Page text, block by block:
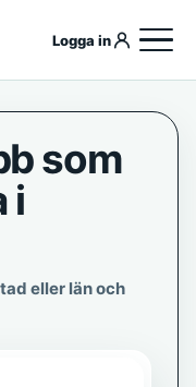
Logga in
som
i
eller län och